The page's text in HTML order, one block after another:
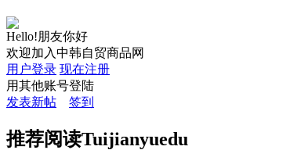
Hello!朋友你好
欢迎加入中韩自贸商品网
用户登录 现在注册
用其他账号登陆
发表新帖
签到
推荐阅读Tuijianyuedu